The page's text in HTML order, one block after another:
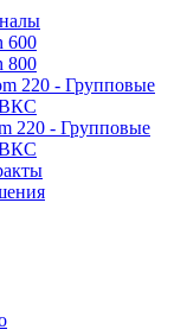
600
800
220 - Групповые
ВКС
220 - Групповые
ВКС